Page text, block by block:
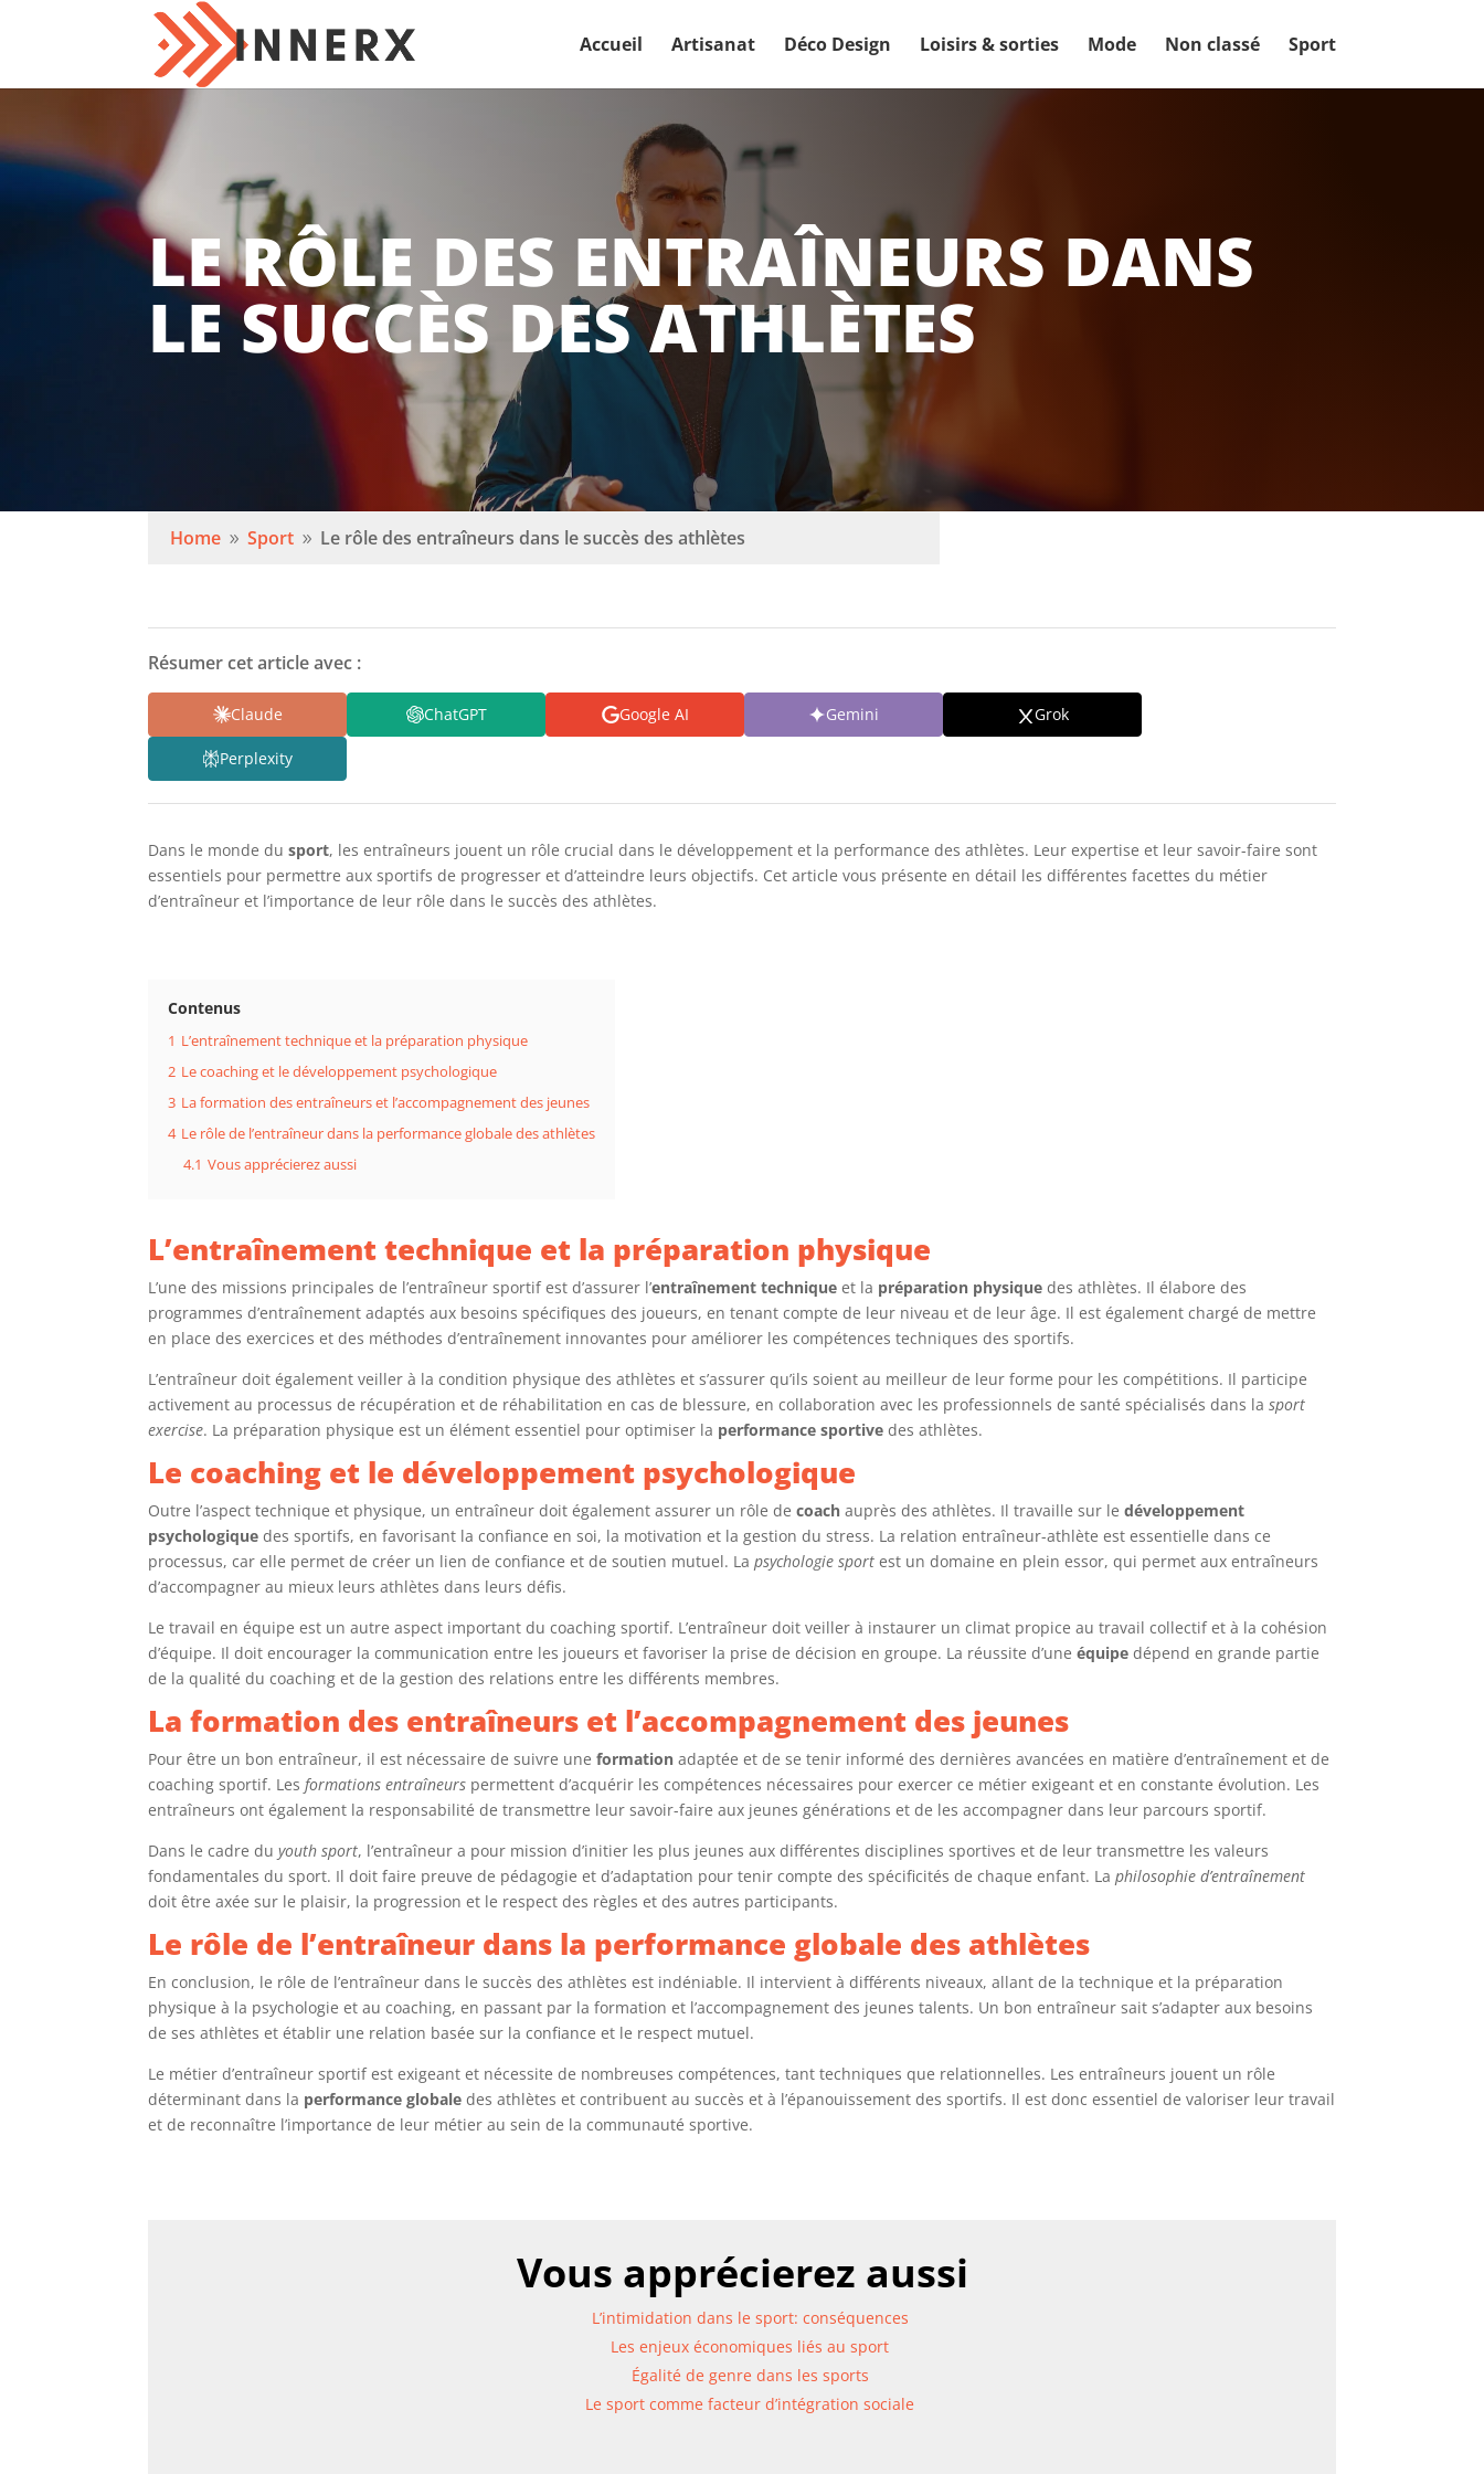
Accueil Artisanat Déco Design Loisirs & sorties Mode Non classé Sport
LE RÔLE DES ENTRAÎNEURS DANS
LE SUCCÈS DES ATHLÈTES
Home 9 Sport 9 Le rôle des entraîneurs dans le succès des athlètes
Résumer cet article avec :
Claude ChatGPT Google AI Gemini Grok
Perplexity
Dans le monde dusport, les entraîneurs jouent un rôle crucial dans le développement et la performance des athlètes. Leur expertise et leur savoir-faire sont
essentiels pour permettre aux sportifs de progresser et d’atteindre leurs objectifs. Cet article vous présente en détail les différentes facettes du métier
d’entraîneur et l’importance de leur rôle dans le succès des athlètes.
Contenus
1 L’entraînement technique et la préparation physique
2 Le coaching et le développement psychologique
3 La formation des entraîneurs et l’accompagnement des jeunes
4 Le rôle de l’entraîneur dans la performance globale des athlètes
4.1 Vous apprécierez aussi
L’entraînement technique et la préparation physique
L’une des missions principales de l’entraîneur sportif est d’assurer l’entraînement technique et la préparation physique des athlètes. Il élabore des
programmes d’entraînement adaptés aux besoins spécifiques des joueurs, en tenant compte de leur niveau et de leur âge. Il est également chargé de mettre
en place des exercices et des méthodes d’entraînement innovantes pour améliorer les compétences techniques des sportifs.
L’entraîneur doit également veiller à la condition physique des athlètes et s’assurer qu’ils soient au meilleur de leur forme pour les compétitions. Il participe
activement au processus de récupération et de réhabilitation en cas de blessure, en collaboration avec les professionnels de santé spécialisés dans lasport
exercise. La préparation physique est un élément essentiel pour optimiser la performance sportive des athlètes.
Le coaching et le développement psychologique
Outre l’aspect technique et physique, un entraîneur doit également assurer un rôle decoach auprès des athlètes. Il travaille sur ledéveloppement
psychologique des sportifs, en favorisant la confiance en soi, la motivation et la gestion du stress. La relation entraîneur-athlète est essentielle dans ce
processus, car elle permet de créer un lien de confiance et de soutien mutuel. Lapsychologie sport est un domaine en plein essor, qui permet aux entraîneurs
d’accompagner au mieux leurs athlètes dans leurs défis.
Le travail en équipe est un autre aspect important du coaching sportif. L’entraîneur doit veiller à instaurer un climat propice au travail collectif et à la cohésion
d’équipe. Il doit encourager la communication entre les joueurs et favoriser la prise de décision en groupe. La réussite d’uneéquipe dépend en grande partie
de la qualité du coaching et de la gestion des relations entre les différents membres.
La formation des entraîneurs et l’accompagnement des jeunes
Pour être un bon entraîneur, il est nécessaire de suivre uneformation adaptée et de se tenir informé des dernières avancées en matière d’entraînement et de
coaching sportif. Lesformations entraîneurs permettent d’acquérir les compétences nécessaires pour exercer ce métier exigeant et en constante évolution. Les
entraîneurs ont également la responsabilité de transmettre leur savoir-faire aux jeunes générations et de les accompagner dans leur parcours sportif.
Dans le cadre duyouth sport, l’entraîneur a pour mission d’initier les plus jeunes aux différentes disciplines sportives et de leur transmettre les valeurs
fondamentales du sport. Il doit faire preuve de pédagogie et d’adaptation pour tenir compte des spécificités de chaque enfant. Laphilosophie d’entraînement
doit être axée sur le plaisir, la progression et le respect des règles et des autres participants.
Le rôle de l’entraîneur dans la performance globale des athlètes
En conclusion, le rôle de l’entraîneur dans le succès des athlètes est indéniable. Il intervient à différents niveaux, allant de la technique et la préparation
physique à la psychologie et au coaching, en passant par la formation et l’accompagnement des jeunes talents. Un bon entraîneur sait s’adapter aux besoins
de ses athlètes et établir une relation basée sur la confiance et le respect mutuel.
Le métier d’entraîneur sportif est exigeant et nécessite de nombreuses compétences, tant techniques que relationnelles. Les entraîneurs jouent un rôle
déterminant dans la performance globale des athlètes et contribuent au succès et à l’épanouissement des sportifs. Il est donc essentiel de valoriser leur travail
et de reconnaître l’importance de leur métier au sein de la communauté sportive.
Vous apprécierez aussi
L’intimidation dans le sport: conséquences
Les enjeux économiques liés au sport
Égalité de genre dans les sports
Le sport comme facteur d’intégration sociale